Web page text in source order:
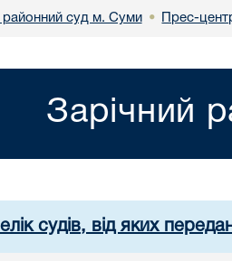
районний суд м. Суми • Прес-
Зарічний
судів, від яких